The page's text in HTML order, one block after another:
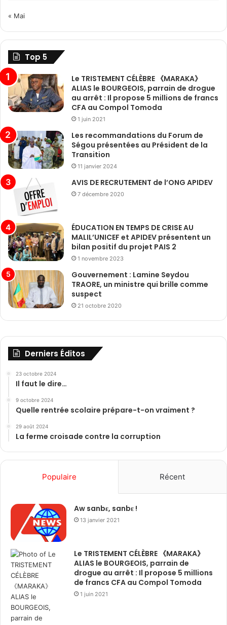
« Mai
Top 5
Le TRISTEMENT CÉLÈBRE 《MARAKA》
ALIAS le BOURGEOIS, parrain de drogue
au arrêt : Il propose 5 millions de francs
CFA au Compol Tomoda
1 juin 2021
Les recommandations du Forum de
Ségou présentées au Président de la
Transition
11 janvier 2024
AVIS DE RECRUTEMENT de l’ONG APIDEV
7 décembre 2020
ÉDUCATION EN TEMPS DE CRISE AU
MALIL’UNICEF et APIDEV présentent un
bilan positif du projet PAIS 2
1 novembre 2023
Gouvernement : Lamine Seydou
TRAORE, un ministre qui brille comme
suspect
21 octobre 2020
Derniers Éditos
23 octobre 2024
Il faut le dire…
9 octobre 2024
Quelle rentrée scolaire prépare-t-on vraiment ?
29 août 2024
La ferme croisade contre la corruption
Populaire Récent
Aw sanbɛ, sanbɛ !
13 janvier 2021
Le TRISTEMENT CÉLÈBRE 《MARAKA》
ALIAS le BOURGEOIS, parrain de
drogue au arrêt : Il propose 5 millions
de francs CFA au Compol Tomoda
1 juin 2021